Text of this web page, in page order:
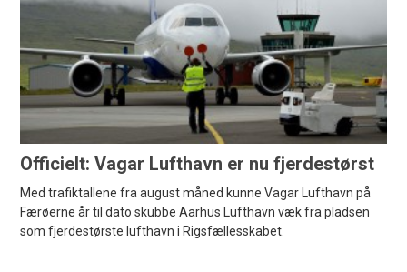
Officielt: Vagar Lufthavn er nu fjerdestørst
Med trafiktallene fra august måned kunne Vagar Lufthavn på
Færøerne år til dato skubbe Aarhus Lufthavn væk fra pladsen
som fjerdestørste lufthavn i Rigsfællesskabet.